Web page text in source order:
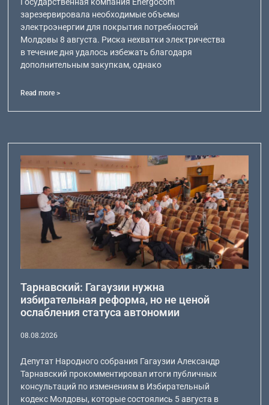
зарезервировала необходимые объемы
электроэнергии для покрытия потребностей
Молдовы 8 августа. Риска нехватки электричества
в течение дня удалось избежать благодаря
дополнительным закупкам, однако
Read more >
Тарнавский: Гагаузии нужна
избирательная реформа, но не ценой
ослабления статуса автономии
08.08.2026
Депутат Народного собрания Гагаузии Александр
Тарнавский прокомментировал итоги публичных
консультаций по изменениям в Избирательный
кодекс Молдовы, которые состоялись 5 августа в